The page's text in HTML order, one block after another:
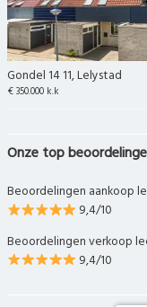
Gondel 14 11, Lelystad
€ 350.000 k.k
Onze top
Beoordelingen aankoop
9,4/10
Beoordelingen verkoop
9,4/10